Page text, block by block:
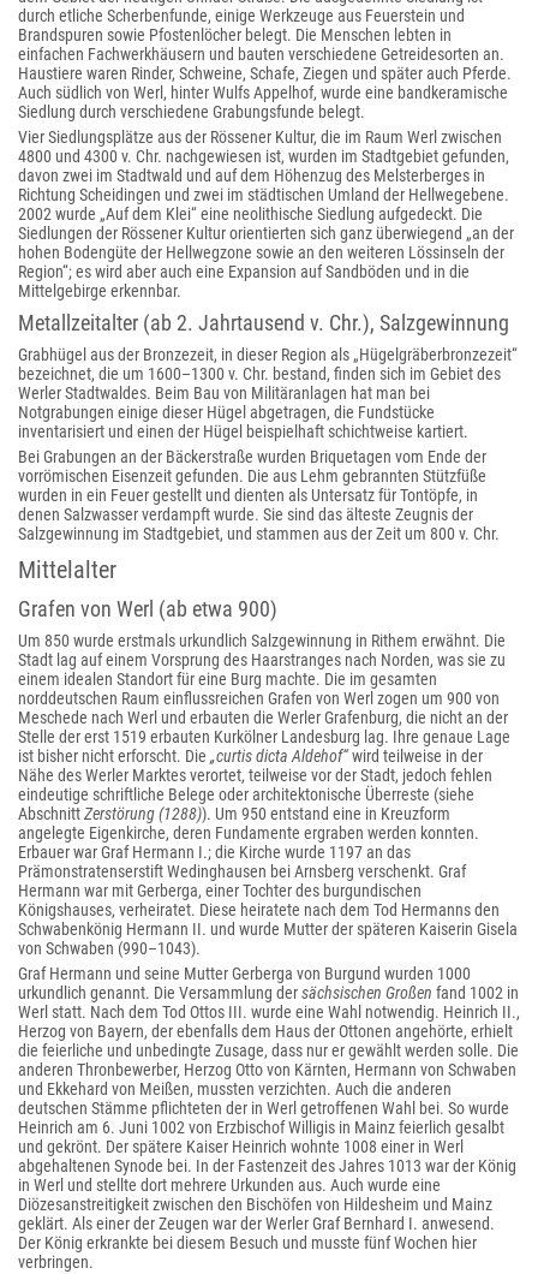
durch etliche Scherbenfunde, einige Werkzeuge aus Feuerstein und
Brandspuren sowie Pfostenlöcher belegt. Die Menschen lebten in
einfachen Fachwerkhäusern und bauten verschiedene Getreidesorten an.
Haustiere waren Rinder, Schweine, Schafe, Ziegen und später auch Pferde.
Auch südlich von Werl, hinter Wulfs Appelhof, wurde eine bandkeramische
Siedlung durch verschiedene Grabungsfunde belegt.
Vier Siedlungsplätze aus der Rössener Kultur, die im Raum Werl zwischen
4800 und 4300 v. Chr. nachgewiesen ist, wurden im Stadtgebiet gefunden,
davon zwei im Stadtwald und auf dem Höhenzug des Melsterberges in
Richtung Scheidingen und zwei im städtischen Umland der Hellwegebene.
2002 wurde „Auf dem Klei“ eine neolithische Siedlung aufgedeckt. Die
Siedlungen der Rössener Kultur orientierten sich ganz überwiegend „an der
hohen Bodengüte der Hellwegzone sowie an den weiteren Lössinseln der
Region“; es wird aber auch eine Expansion auf Sandböden und in die
Mittelgebirge erkennbar.
Metallzeitalter (ab 2. Jahrtausend v. Chr.), Salzgewinnung
Grabhügel aus der Bronzezeit, in dieser Region als „Hügelgräberbronzezeit“
bezeichnet, die um 1600–1300 v. Chr. bestand, finden sich im Gebiet des
Werler Stadtwaldes. Beim Bau von Militäranlagen hat man bei
Notgrabungen einige dieser Hügel abgetragen, die Fundstücke
inventarisiert und einen der Hügel beispielhaft schichtweise kartiert.
Bei Grabungen an der Bäckerstraße wurden Briquetagen vom Ende der
vorrömischen Eisenzeit gefunden. Die aus Lehm gebrannten Stützfüße
wurden in ein Feuer gestellt und dienten als Untersatz für Tontöpfe, in
denen Salzwasser verdampft wurde. Sie sind das älteste Zeugnis der
Salzgewinnung im Stadtgebiet, und stammen aus der Zeit um 800 v. Chr.
Mittelalter
Grafen von Werl (ab etwa 900)
Um 850 wurde erstmals urkundlich Salzgewinnung in Rithem erwähnt. Die
Stadt lag auf einem Vorsprung des Haarstranges nach Norden, was sie zu
einem idealen Standort für eine Burg machte. Die im gesamten
norddeutschen Raum einflussreichen Grafen von Werl zogen um 900 von
Meschede nach Werl und erbauten die Werler Grafenburg, die nicht an der
Stelle der erst 1519 erbauten Kurkölner Landesburg lag. Ihre genaue Lage
ist bisher nicht erforscht. Die „curtis dicta Aldehof“wird teilweise in der
Nähe des Werler Marktes verortet, teilweise vor der Stadt, jedoch fehlen
eindeutige schriftliche Belege oder architektonische Überreste (siehe
AbschnittZerstörung (1288)). Um 950 entstand eine in Kreuzform
angelegte Eigenkirche, deren Fundamente ergraben werden konnten.
Erbauer war Graf Hermann I.; die Kirche wurde 1197 an das
Prämonstratenserstift Wedinghausen bei Arnsberg verschenkt. Graf
Hermann war mit Gerberga, einer Tochter des burgundischen
Königshauses, verheiratet. Diese heiratete nach dem Tod Hermanns den
Schwabenkönig Hermann II. und wurde Mutter der späteren Kaiserin Gisela
von Schwaben (990–1043).
Graf Hermann und seine Mutter Gerberga von Burgund wurden 1000
urkundlich genannt. Die Versammlung dersächsischen Großen fand 1002 in
Werl statt. Nach dem Tod Ottos III. wurde eine Wahl notwendig. Heinrich II.,
Herzog von Bayern, der ebenfalls dem Haus der Ottonen angehörte, erhielt
die feierliche und unbedingte Zusage, dass nur er gewählt werden solle. Die
anderen Thronbewerber, Herzog Otto von Kärnten, Hermann von Schwaben
und Ekkehard von Meißen, mussten verzichten. Auch die anderen
deutschen Stämme pflichteten der in Werl getroffenen Wahl bei. So wurde
Heinrich am 6. Juni 1002 von Erzbischof Willigis in Mainz feierlich gesalbt
und gekrönt. Der spätere Kaiser Heinrich wohnte 1008 einer in Werl
abgehaltenen Synode bei. In der Fastenzeit des Jahres 1013 war der König
in Werl und stellte dort mehrere Urkunden aus. Auch wurde eine
Diözesanstreitigkeit zwischen den Bischöfen von Hildesheim und Mainz
geklärt. Als einer der Zeugen war der Werler Graf Bernhard I. anwesend.
Der König erkrankte bei diesem Besuch und musste fünf Wochen hier
verbringen.